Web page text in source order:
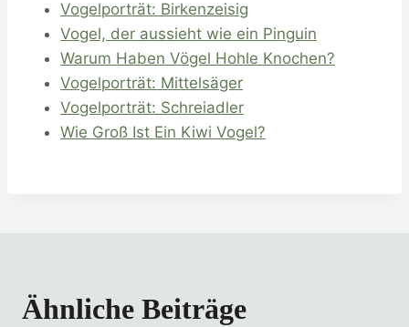
Vogelporträt: Birkenzeisig
Vogel, der aussieht wie ein Pinguin
Warum Haben Vögel Hohle Knochen?
Vogelporträt: Mittelsäger
Vogelporträt: Schreiadler
Wie Groß Ist Ein Kiwi Vogel?
Ähnliche Beiträge